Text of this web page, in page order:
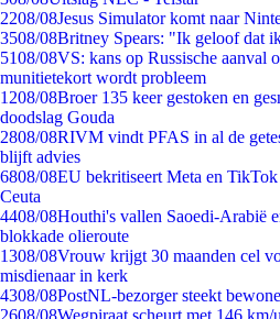
2208/08Jesus Simulator komt naar
3508/08Britney Spears: "Ik geloof dat
5108/08VS: kans op Russische aanval
munitietekort wordt probleem
1208/08Broer 135 keer gestoken en
doodslag Gouda
2808/08RIVM vindt PFAS in al de
blijft advies
6808/08EU bekritiseert Meta en
Ceuta
4408/08Houthi's vallen Saoedi-Arabië
blokkade olieroute
1308/08Vrouw krijgt 30 maanden cel
misdienaar in kerk
4308/08PostNL-bezorger steekt
2608/08Wegpiraat scheurt met 146 km/